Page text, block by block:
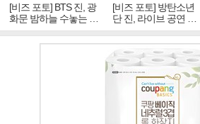
[비즈 포토] BTS 진, 광
화문 밤하늘 수놓는 '비
주얼 킹'의 열창
[비즈 포토] 방탄소년
단 진, 라이브 공연 중
빛나는 독보적 아우라